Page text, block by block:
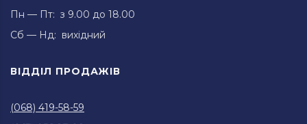
Пн — Пт: з 9.00 до 18.00
Сб — Нд: вихідний
ВІДДІЛ ПРОДАЖІВ
(068) 419-58-59